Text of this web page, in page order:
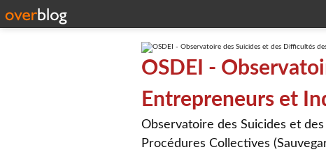
OSDEI -
Entrepreneurs et
Observatoire des Suicides et
Procédures Collectives